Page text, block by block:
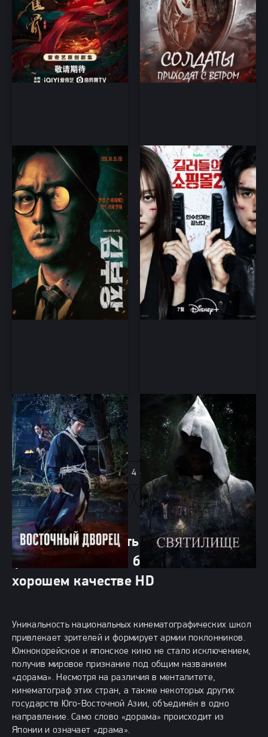
Менеджер Ким
Криминал, триллер, боевик
Магазин для убийц 2
сезон 2026
драма, детектив, триллер,
боевик, дорама
Дворец Тонгун
фэнтези, боевик, фантастика,
дорама
Святилище (2026)
ужасы
1 2 3 4 5 6 7
Дорамы - Смотреть онлайн сериалы,
фильмы, Новинки бесплатно в
хорошем качестве HD
Уникальность национальных кинематографических школ
привлекает зрителей и формирует армии поклонников.
Южнокорейское и японское кино не стало исключением,
получив мировое признание под общим названием
«дорама». Несмотря на различия в менталитете,
кинематограф этих стран, а также некоторых других
государств Юго-Восточной Азии, объединён в одно
направление. Само слово «дорама» происходит из
Японии и означает «драма».